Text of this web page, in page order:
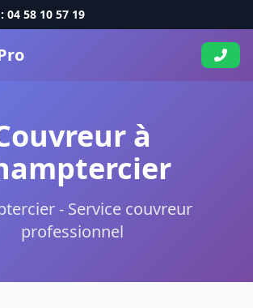
04 58 10 57 19
à
- Service couvreur
professionnel